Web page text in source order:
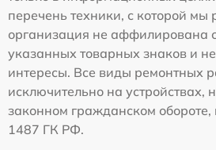
перечень техники, с которой
организация не аффилирована
указанных товарных знаков и
интересы. Все виды ремонтных
исключительно на устройствах,
законном гражданском обороте,
1487 ГК РФ.